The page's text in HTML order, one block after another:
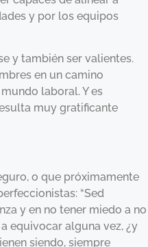
y por los equipos
y también ser valientes.
en un camino
laboral. Y es
muy gratificante
o que próximamente
“Sed
y en no tener miedo a no
equivocar alguna vez, ¿y
siendo, siempre